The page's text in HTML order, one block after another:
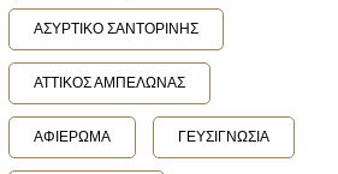
ΑΣΥΡΤΙΚΟ ΣΑΝΤΟΡΙΝΗΣ
ΑΤΤΙΚΟΣ ΑΜΠΕΛΩΝΑΣ
ΑΦΙΕΡΩΜΑ ΓΕΥΣΙΓΝΩΣΙΑ